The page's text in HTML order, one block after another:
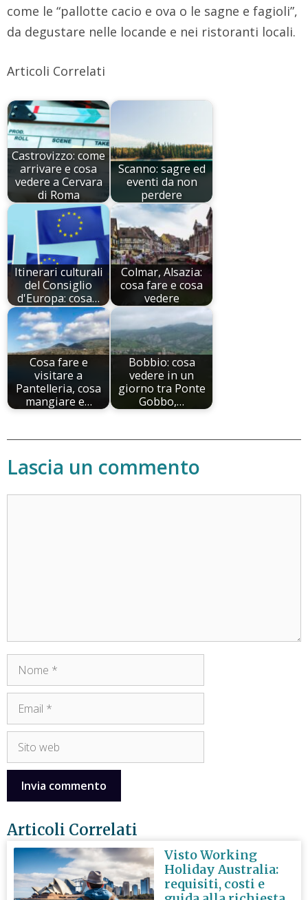
come le “pallotte cacio e ova o le sagne e fagioli”,
da degustare nelle locande e nei ristoranti locali.
Articoli Correlati
Castrovizzo: come
arrivare e cosa
vedere a Cervara
di Roma
Scanno: sagre ed
eventi da non
perdere
Itinerari culturali
del Consiglio
d'Europa: cosa…
Colmar, Alsazia:
cosa fare e cosa
vedere
Cosa fare e
visitare a
Pantelleria, cosa
mangiare e…
Bobbio: cosa
vedere in un
giorno tra Ponte
Gobbo,…
Lascia un commento
Articoli Correlati
Visto Working
Holiday Australia:
requisiti, costi e